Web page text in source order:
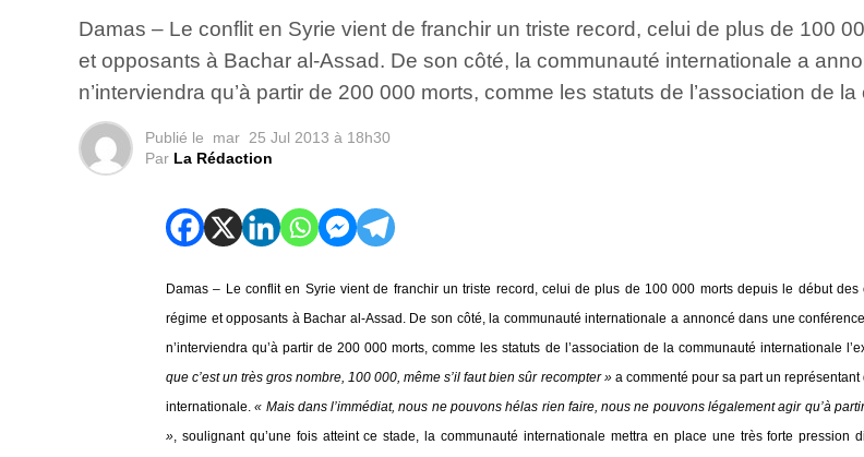
Damas – Le conflit en Syrie vient de franchir un triste record, celui de plus de 100
et opposants à Bachar al-Assad. De son côté, la communauté internationale a
n’interviendra qu’à partir de 200 000 morts, comme les statuts de l’association de
Publié le mar 25 Jul 2013 à 18h30
Par La Rédaction
Damas – Le conflit en Syrie vient de franchir un triste record, celui de plus de 100 000 morts depuis le début des
régime et opposants à Bachar al-Assad. De son côté, la communauté internationale a annoncé dans une
n’interviendra qu’à partir de 200 000 morts, comme les statuts de l’association de la communauté internationale
que c’est un très gros nombre, 100 000, même s’il faut bien sûr recompter »a commenté pour sa part un représentant
internationale.« Mais dans l’immédiat, nous ne pouvons hélas rien faire, nous ne pouvons légalement agir qu’à
», soulignant qu’une fois atteint ce stade, la communauté internationale mettra en place une très forte pression